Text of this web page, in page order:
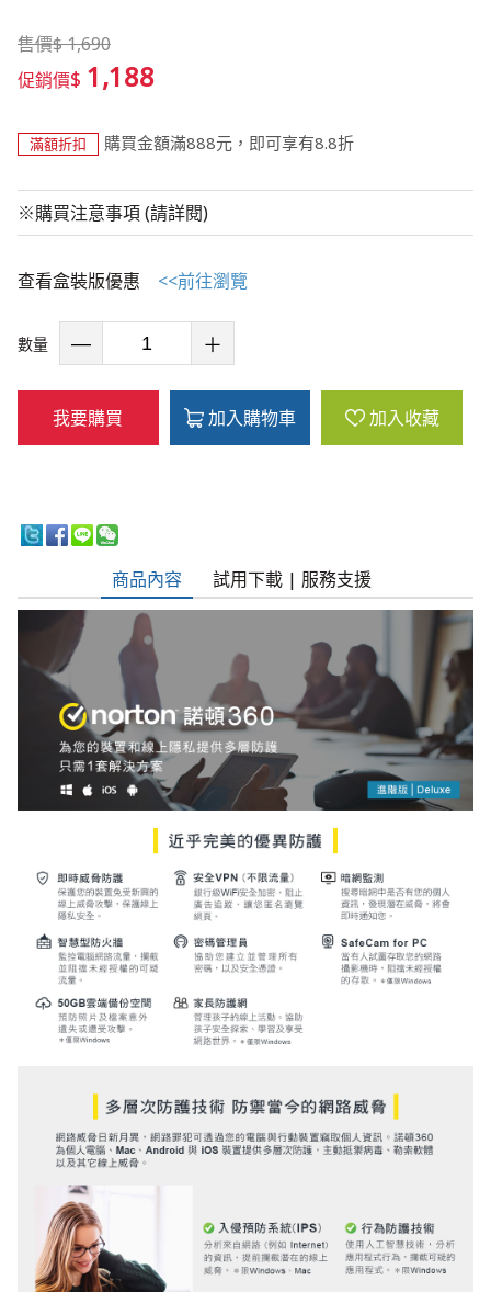
售價$1,690
促銷價$ 1,188
滿額折扣 購買金額滿888元，即可享有8.8折
※購買注意事項 (請詳閱)
查看盒裝版優惠 <<前往瀏覽
數量
我要購買 加入購物車 加入收藏
商品內容 試用下載 | 服務支援